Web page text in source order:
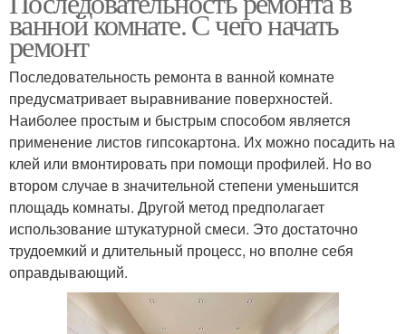
ванной комнате. С чего начать
ремонт
Последовательность ремонта в ванной комнате
предусматривает выравнивание поверхностей.
Наиболее простым и быстрым способом является
применение листов гипсокартона. Их можно посадить на
клей или вмонтировать при помощи профилей. Но во
втором случае в значительной степени уменьшится
площадь комнаты. Другой метод предполагает
использование штукатурной смеси. Это достаточно
трудоемкий и длительный процесс, но вполне себя
оправдывающий.